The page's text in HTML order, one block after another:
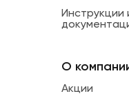
Инструкции
О
Акции